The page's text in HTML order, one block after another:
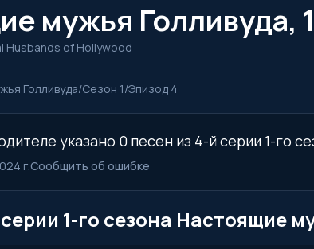
мужья Голливуда,
Husbands of Hollywood
Голливуда/Сезон 1/Эпизод 4
указано 0 песен из 4-й серии 1-го
г.Сообщить об ошибке
1-го сезона Настоящие